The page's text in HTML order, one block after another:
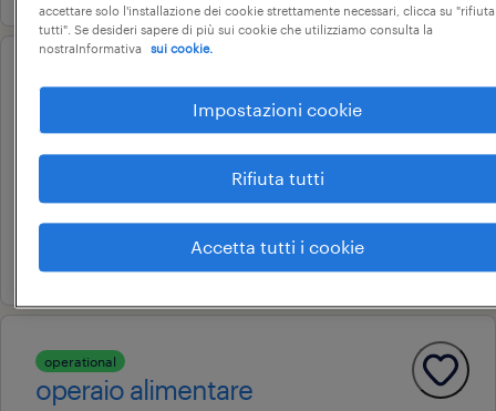
operaio alimentare
tempo determinato
22.000 € - 28.000 € annuale
operational
operaio alimentare
accettare solo l'installazione dei cookie strettamente necessari, clicca su "rifiuta
tutti". Se desideri sapere di più sui cookie che utilizziamo consulta la
nostraInformativa
sui cookie.
Impostazioni cookie
Rifiuta tutti
Accetta tutti i cookie